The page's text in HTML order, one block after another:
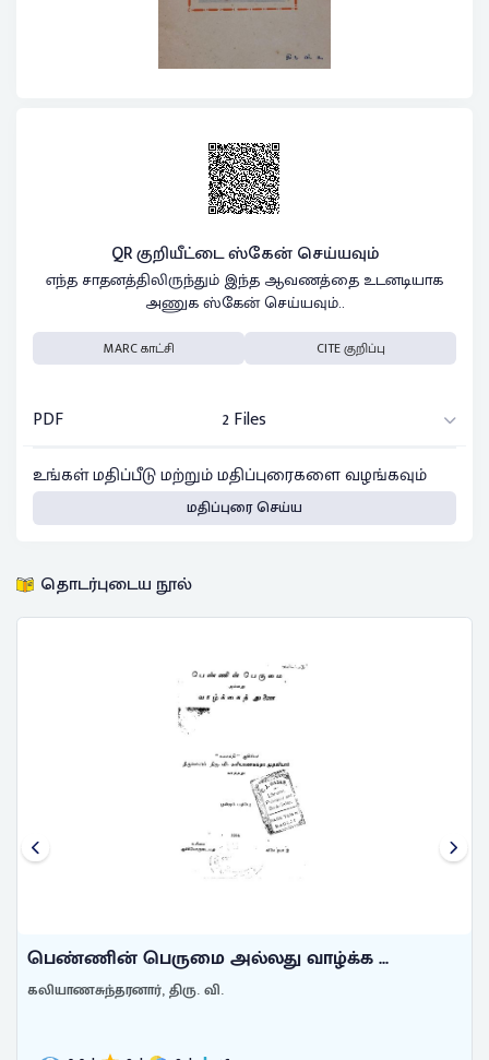
QR குறியீட்டை ஸ்கேன் செய்யவும்
எந்த சாதனத்திலிருந்தும் இந்த ஆவணத்தை உடனடியாக
அணுக ஸ்கேன் செய்யவும்..
MARC காட்சி CITE குறிப்பு
PDF
2 Files
உங்கள் மதிப்பீடு மற்றும் மதிப்புரைகளை வழங்கவும்
மதிப்புரை செய்ய
தொடர்புடைய நூல்
பெண்ணின் பெருமை அல்லது வாழ்க்க ...
கலியாணசுந்தரனார், திரு. வி.